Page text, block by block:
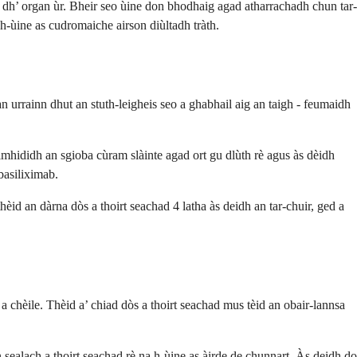
organ ùr. Bheir seo ùine don bhodhaig agad atharrachadh chun tar-
ùine as cudromaiche airson diùltadh tràth.
urrainn dhut an stuth-leigheis seo a ghabhail aig an taigh - feumaidh
an sgioba cùram slàinte agad ort gu dlùth rè agus às dèidh
an dàrna dòs a thoirt seachad 4 latha às deidh an tar-chuir, ged a
Thèid a’ chiad dòs a thoirt seachad mus tèid an obair-lannsa